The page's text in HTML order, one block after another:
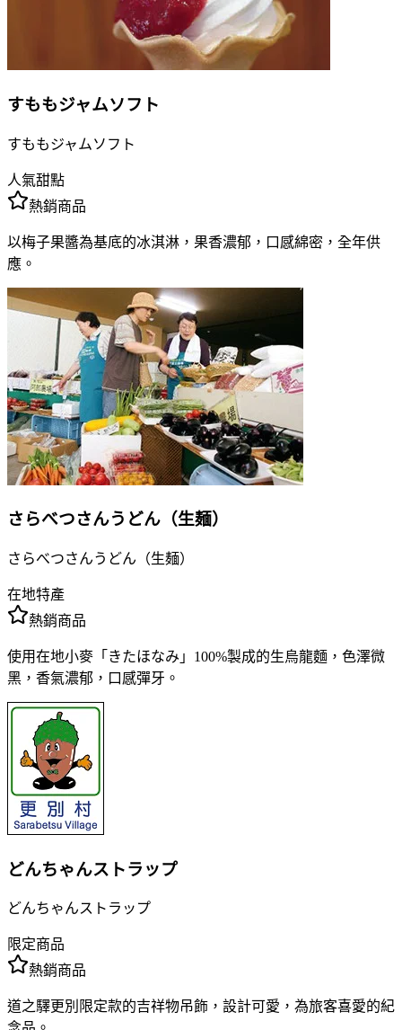
すももジャムソフト
すももジャムソフト
人氣甜點
熱銷商品
以梅子果醬為基底的冰淇淋，果香濃郁，口感綿密，全年供
應。
さらべつさんうどん（生麺）
さらべつさんうどん（生麺）
在地特產
熱銷商品
使用在地小麥「きたほなみ」100%製成的生烏龍麵，色澤微
黑，香氣濃郁，口感彈牙。
どんちゃんストラップ
どんちゃんストラップ
限定商品
熱銷商品
道之驛更別限定款的吉祥物吊飾，設計可愛，為旅客喜愛的紀